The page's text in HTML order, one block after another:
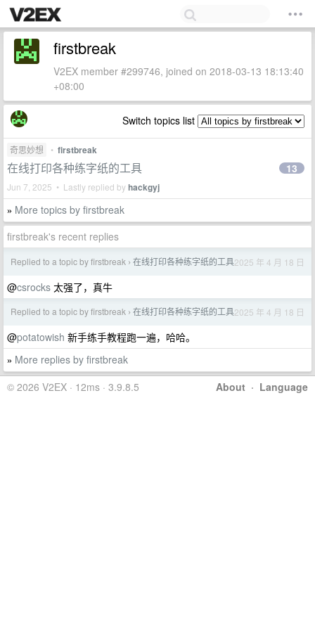
firstbreak
V2EX member #299746, joined on 2018-03-13 18:13:40
+08:00
Switch topics list
奇思妙想 • firstbreak
在线打印各种练字纸的工具
Jun 7, 2025 • Lastly replied byhackgyj
13
» More topics by firstbreak
firstbreak's recent replies
Replied to a topic by firstbreak › 在线打印各种练字纸的工具2025 年 4 月 18 日
@csrocks 太强了，真牛
Replied to a topic by firstbreak › 在线打印各种练字纸的工具2025 年 4 月 18 日
@potatowish 新手练手教程跑一遍，哈哈。
» More replies by firstbreak
About · Language
© 2026 V2EX · 12ms · 3.9.8.5